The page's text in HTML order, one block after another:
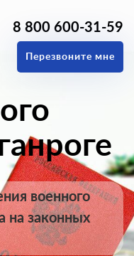
8 800 600-31-59
Перезвоните мне
военного
на законных